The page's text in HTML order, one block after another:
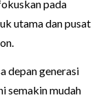
pada
utama dan pusat
depan generasi
semakin mudah